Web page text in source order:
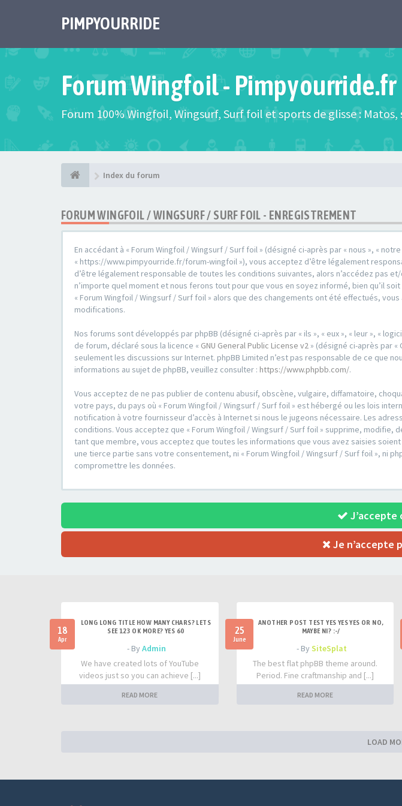
PIMPYOURRIDE
Forum Wingfoil - Pimpyourride.fr
Forum 100% Wingfoil, Wingsurf, Surf foil et sports de glisse :
Index du forum
FORUM WINGFOIL / WINGSURF / SURF FOIL - ENREGISTREMENT
En accédant à « Forum Wingfoil / Wingsurf / Surf foil » (désigné ci-après par « nous », «
« https://www.pimpyourride.fr/forum-wingfoil »), vous acceptez d’être légalement
d’être légalement responsable de toutes les conditions suivantes, alors n’accédez pas
n’importe quel moment et nous ferons tout pour que vous en soyez informé, bien qu’il
« Forum Wingfoil / Wingsurf / Surf foil » alors que des changements ont été effectués,
modifications.
Nos forums sont développés par phpBB (désigné ci-après par « ils », « eux », « leur », «
de forum, déclaré sous la licence « GNU General Public License v2 » (désigné ci-après par
seulement les discussions sur Internet. phpBB Limited n’est pas responsable de ce que
informations au sujet de phpBB, veuillez consulter : https://www.phpbb.com/.
Vous acceptez de ne pas publier de contenu abusif, obscène, vulgaire, diffamatoire,
votre pays, du pays où « Forum Wingfoil / Wingsurf / Surf foil » est hébergé ou les lois
notification à votre fournisseur d’accès à Internet si nous le jugeons nécessaire. Les
conditions. Vous acceptez que « Forum Wingfoil / Wingsurf / Surf foil » supprime,
tant que membre, vous acceptez que toutes les informations que vous avez saisies
une tierce partie sans votre consentement, ni « Forum Wingfoil / Wingsurf / Surf foil », ni
compromettre les données.
J’accepte
Je n’accepte
18
Apr
LONG LONG TITLE HOW MANY CHARS? LETS
SEE 123 OK MORE? YES 60
- ByAdmin
We have created lots of YouTube
videos just so you can achieve [...]
READ MORE
25
June
ANOTHER POST TEST YES YES YES OR NO,
MAYBE NI? :-/
- BySiteSplat
The best flat phpBB theme around.
Period. Fine craftmanship and [...]
READ MORE
LOAD